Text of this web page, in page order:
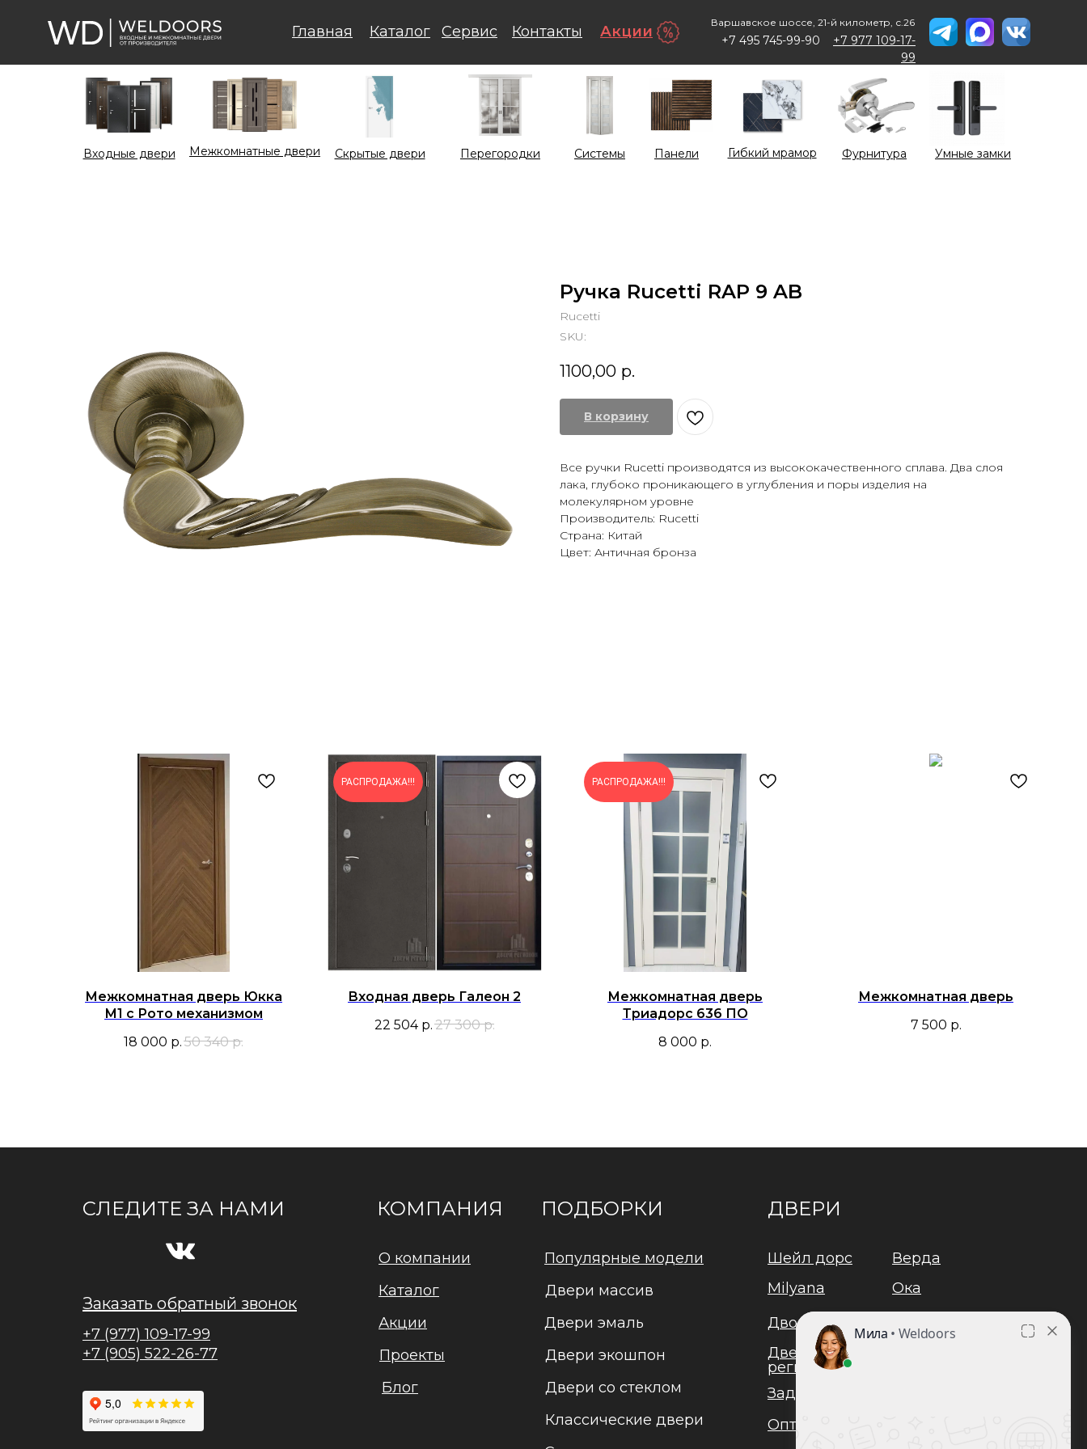
Каталог
Главная Контакты
Сервис Акции
+7 977 109-17-
99
Варшавское шоссе, 21-й километр, с.26
+7 495 745-99-90
Системы Умные замки
Фурнитура
Гибкий мрамор
Панели
Перегородки
Cкрытые двери
Входные двери Межкомнатные двери
Ручка Rucetti RAP 9 AB
Rucetti
SKU:
1100,00 р.
В корзину
Все ручки Rucetti производятся из высококачественного сплава. Два слоя
лака, глубоко проникающего в углубления и поры изделия на
молекулярном уровне
Производитель: Rucetti
Страна: Китай
Цвет: Античная бронза
Межкомнатная дверь Юкка
М1 с Рото механизмом
18 000 р. 50 340 р.
РАСПРОДАЖА!!!
Входная дверь Галеон 2
22 504 р.27 300 р.
РАСПРОДАЖА!!!
Межкомнатная дверь
Триадорс 636 ПО
8 000 р.
Межкомнатная дверь
7 500 р.
СЛЕДИТЕ ЗА НАМИ КОМПАНИЯ ПОДБОРКИ ДВЕРИ
+7 (977) 109-17-99
+7 (905) 522-26-77
Верда
Шейл дорс
Популярные модели
О компании
Дворецкий
Двери эмаль
Каталог
Двери
регионов
Двери экошпон
Акции
Оптима
Классические двери
Задор
Двери со стеклом
Ока
Milyana
Двери массив
Проекты
Заказать обратный звонок
Блог